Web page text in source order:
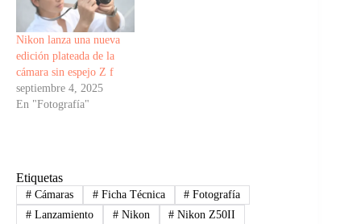
Nikon lanza una nueva
edición plateada de la
cámara sin espejo Z f
septiembre 4, 2025
En "Fotografía"
Etiquetas
#Cámaras #Ficha Técnica # Fotografía
#Lanzamiento #Nikon # Nikon Z50II